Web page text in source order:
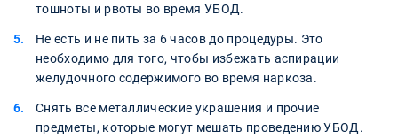
тошноты и рвоты во время УБОД.
Не есть и не пить за 6 часов до процедуры. Это
необходимо для того, чтобы избежать аспирации
желудочного содержимого во время наркоза.
Снять все металлические украшения и прочие
предметы, которые могут мешать проведению УБОД.